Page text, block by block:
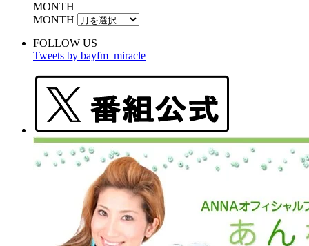
MONTH
MONTH
FOLLOW US
Tweets by bayfm_miracle